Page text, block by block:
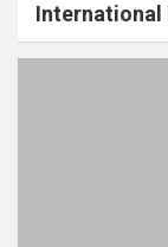
International